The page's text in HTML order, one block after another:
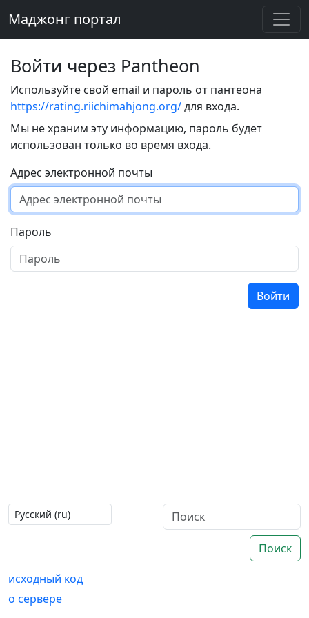
Маджонг портал
Войти через Pantheon
Используйте свой email и пароль от пантеона
https://rating.riichimahjong.org/для входа.
Мы не храним эту информацию, пароль будет
использован только во время входа.
Адрес электронной почты
Пароль
Войти
Поиск
исходный код
о сервере